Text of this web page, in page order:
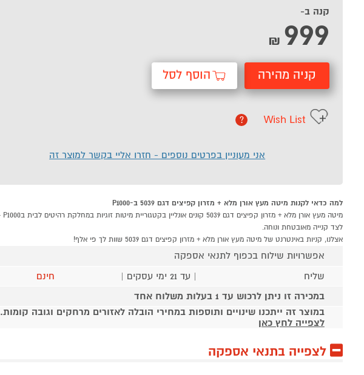
קנה ב-
999
₪
קניה מהירה הוסף לסל
Wish List
?
אני מעוניין בפרטים נוספים - חזרו אליי בקשר למוצר זה
למה כדאי לקנות מיטה מעץ אורן מלא + מזרון קפיצים דגם 5039 ב-P1000
לצד קנייה מאובטחת ונוחה.
אצלנו, קניות באינטרנט של מיטה מעץ אורן מלא + מזרון קפיצים דגם 5039 שוות לך פי אלף!
אפשרויות שילוח בכפוף לתנאי אספקה
שליח
| עד 21 ימי עסקים |
חינם
במכירה זו ניתן לרכוש עד 1 בעלות משלוח אחד
במוצר זה ייתכנו שינויים ותוספות במחירי הובלה לאזורים מרחקים וגובה קומות.
לצפייה לחץ כאן
לצפייה בתנאי אספקה